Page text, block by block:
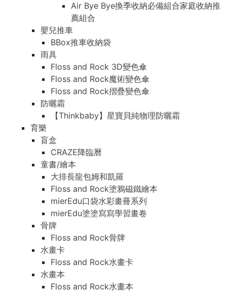
Air Bye Bye換季收納必備組合家庭收納推
薦組合
嬰兒推車
BBox推車收納袋
雨具
Floss and Rock 3D變色傘
Floss and Rock魔術變色傘
Floss and Rock摺疊變色傘
防曬霜
【Thinkbaby】星寶貝純物理防曬霜
育樂
盲盒
CRAZE降臨曆
童書/繪本
大排長龍包姆和凱羅
Floss and Rock塗鴉磁鐵繪本
mierEdu口袋水彩畫冊系列
mierEdu塗塗寫寫學習畫卷
骨牌
Floss and Rock骨牌
水畫卡
Floss and Rock水畫卡
水畫本
Floss and Rock水畫本